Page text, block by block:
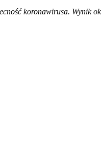
koronawirusa. Wynik